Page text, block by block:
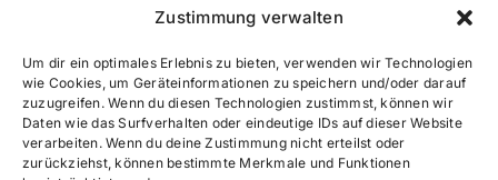
Zustimmung verwalten
Um dir ein optimales Erlebnis zu bieten, verwenden wir Technologien
wie Cookies, um Geräteinformationen zu speichern und/oder darauf
zuzugreifen. Wenn du diesen Technologien zustimmst, können wir
Daten wie das Surfverhalten oder eindeutige IDs auf dieser Website
verarbeiten. Wenn du deine Zustimmung nicht erteilst oder
zurückziehst, können bestimmte Merkmale und Funktionen
Cookie-Richtlinie (EU)